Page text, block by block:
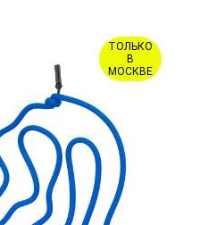
ТОЛЬКО
В
МОСКВЕ